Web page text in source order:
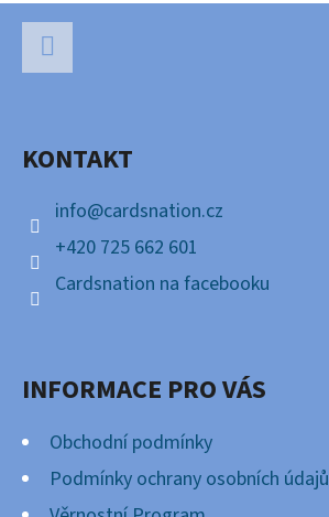
KONTAKT
info@cardsnation.cz
+420 725 662 601
Cardsnation na facebooku
INFORMACE PRO VÁS
Obchodní podmínky
Podmínky ochrany osobních údajů